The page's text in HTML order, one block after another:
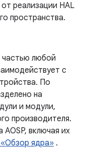
реализации HAL
пространства.
частью любой
с
По
на
и модули,
производителя.
включая их
ядра» .